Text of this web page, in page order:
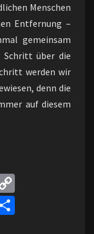
Menschen
Entfernung –
gemeinsam
Schritt über die
werden wir
denn die
auf diesem